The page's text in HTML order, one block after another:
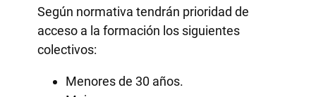
Según normativa tendrán prioridad de
acceso a la formación los siguientes
colectivos:
Menores de 30 años.